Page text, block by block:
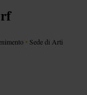
• Sede di Arti